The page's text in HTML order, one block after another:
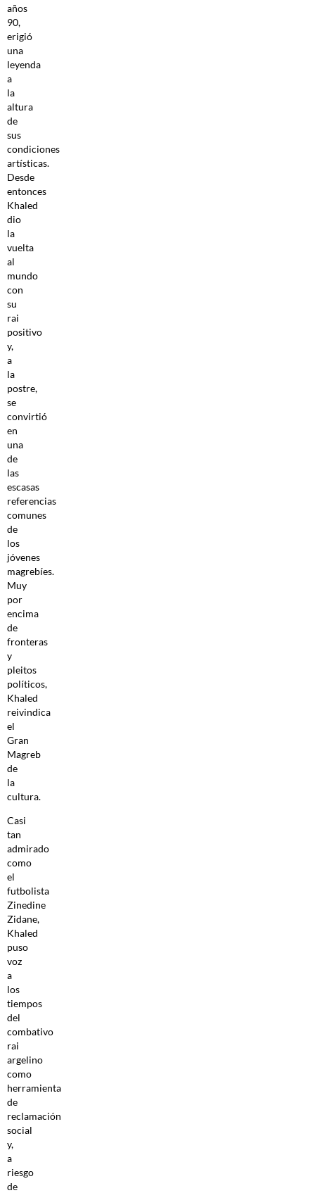
años
90,
erigió
una
leyenda
a
la
altura
de
sus
condiciones
artísticas.
Desde
entonces
Khaled
dio
la
vuelta
al
mundo
con
su
rai
positivo
y,
a
la
postre,
se
convirtió
en
una
de
las
escasas
referencias
comunes
de
los
jóvenes
magrebíes.
Muy
por
encima
de
fronteras
y
pleitos
políticos,
Khaled
reivindica
el
Gran
Magreb
de
la
cultura.
Casi
tan
admirado
como
el
futbolista
Zinedine
Zidane,
Khaled
puso
voz
a
los
tiempos
del
combativo
rai
argelino
como
herramienta
de
reclamación
social
y,
a
riesgo
de